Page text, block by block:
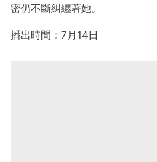
密仍不斷糾纏著她。
播出時間：7月14日